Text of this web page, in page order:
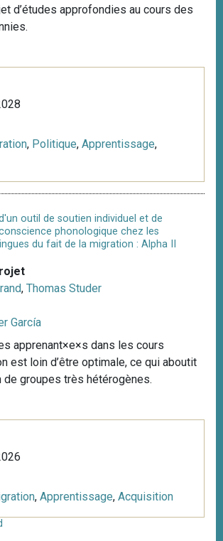
d’études approfondies au cours des
, Politique, Apprentissage,
outil de soutien individuel et de
phonologique chez les
du fait de la migration : Alpha II
, Thomas Studer
García
apprenant×e×s dans les cours
est loin d’être optimale, ce qui aboutit
de groupes très hétérogènes.
, Apprentissage, Acquisition